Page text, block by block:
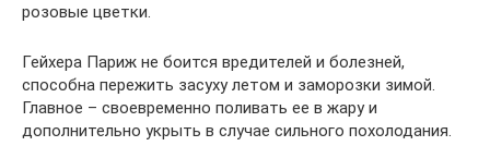
розовые цветки.
Гейхера Париж не боится вредителей и болезней,
способна пережить засуху летом и заморозки зимой.
Главное – своевременно поливать ее в жару и
дополнительно укрыть в случае сильного похолодания.